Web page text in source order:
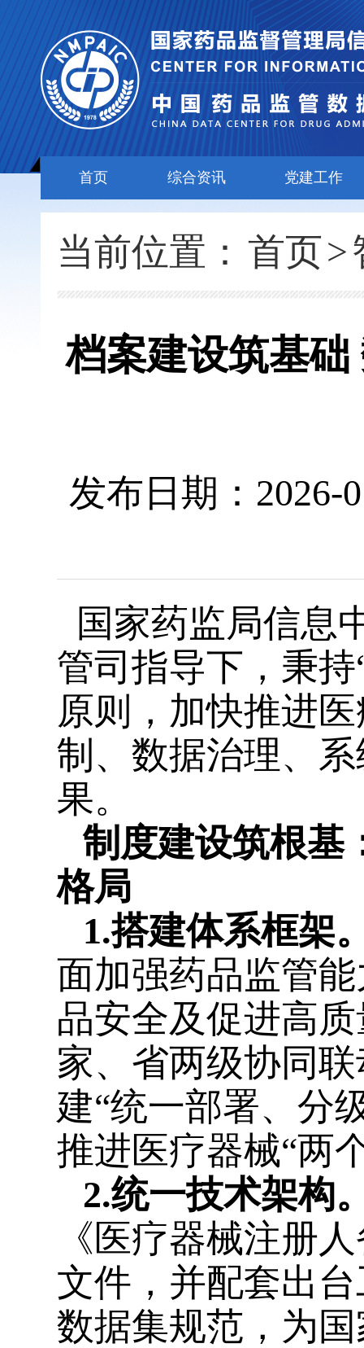
首页 综合资讯 党建工作
当前位置： 首页>
档案建设筑基
发布日期：2026-
国家药监局信息
管司指导下，秉持
原则，加快推进
制、数据治理、
果。
制度建设筑根基
格局
1.搭建体系框架
面加强药品监管
品安全及促进高
家、省两级协同
建“统一部署、分
推进医疗器械“两
2.统一技术架构
《医疗器械注册
文件，并配套出
数据集规范，为